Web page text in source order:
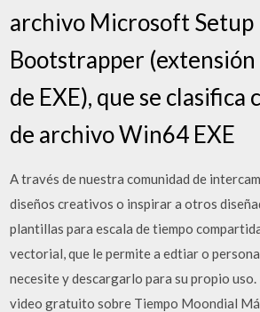
archivo Microsoft Setup
Bootstrapper
de EXE), que se clasifica
de archivo Win64 EXE
A través de nuestra comunidad de
diseños creativos o inspirar a otros
plantillas para escala de tiempo
vectorial, que le permite a edtiar o
necesite y descargarlo para su propio
video gratuito sobre Tiempo Moondial